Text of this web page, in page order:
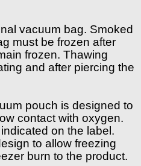
vacuum bag. Smoked
must be frozen after
frozen. Thawing
and after piercing the
pouch is designed to
contact with oxygen.
on the label.
to allow freezing
burn to the product.